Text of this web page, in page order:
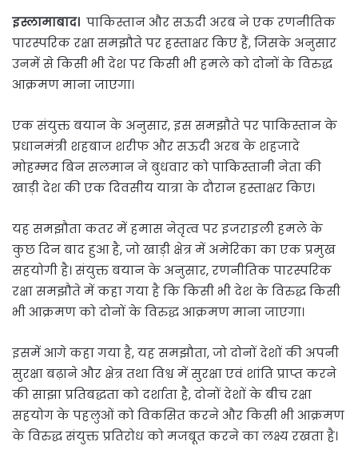
इस्लामाबाद। पाकिस्तान और सऊदी अरब ने एक रणनीतिक
पारस्परिक रक्षा समझौते पर हस्ताक्षर किए हैं, जिसके अनुसार
उनमें से किसी भी देश पर किसी भी हमले को दोनों के विरुद्ध
आक्रमण माना जाएगा।
एक संयुक्त बयान के अनुसार, इस समझौते पर पाकिस्तान के
प्रधानमंत्री शहबाज शरीफ और सऊदी अरब के शहजादे
मोहम्मद बिन सलमान ने बुधवार को पाकिस्तानी नेता की
खाड़ी देश की एक दिवसीय यात्रा के दौरान हस्ताक्षर किए।
यह समझौता कतर में हमास नेतृत्व पर इजराइली हमले के
कुछ दिन बाद हुआ है, जो खाड़ी क्षेत्र में अमेरिका का एक प्रमुख
सहयोगी है। संयुक्त बयान के अनुसार, रणनीतिक पारस्परिक
रक्षा समझौते में कहा गया है कि किसी भी देश के विरुद्ध किसी
भी आक्रमण को दोनों के विरुद्ध आक्रमण माना जाएगा।
इसमें आगे कहा गया है, यह समझौता, जो दोनों देशों की अपनी
सुरक्षा बढ़ाने और क्षेत्र तथा विश्व में सुरक्षा एवं शांति प्राप्त करने
की साझा प्रतिबद्धता को दर्शाता है, दोनों देशों के बीच रक्षा
सहयोग के पहलुओं को विकसित करने और किसी भी आक्रमण
के विरुद्ध संयुक्त प्रतिरोध को मजबूत करने का लक्ष्य रखता है।